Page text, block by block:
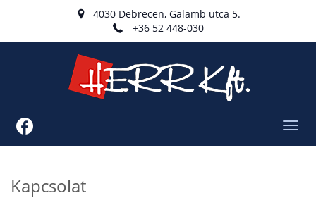
4030 Debrecen, Galamb utca 5.
+36 52 448-030
Kapcsolat